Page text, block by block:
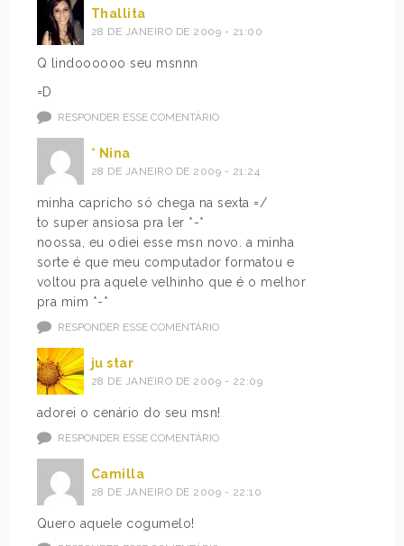
Thallita
28 DE JANEIRO DE 2009 - 21:00
Q lindoooooo seu msnnn
=D
RESPONDER ESSE COMENTÁRIO
* Nina
28 DE JANEIRO DE 2009 - 21:24
minha capricho só chega na sexta =/
to super ansiosa pra ler *-*
noossa, eu odiei esse msn novo. a minha
sorte é que meu computador formatou e
voltou pra aquele velhinho que é o melhor
pra mim *-*
RESPONDER ESSE COMENTÁRIO
ju star
28 DE JANEIRO DE 2009 - 22:09
adorei o cenário do seu msn!
RESPONDER ESSE COMENTÁRIO
Camilla
28 DE JANEIRO DE 2009 - 22:10
Quero aquele cogumelo!